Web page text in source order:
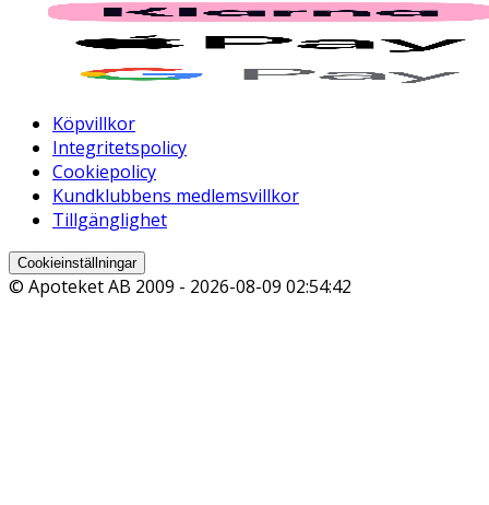
Köpvillkor
Integritetspolicy
Cookiepolicy
Kundklubbens medlemsvillkor
Tillgänglighet
Cookieinställningar
© Apoteket AB 2009 - 2026-08-09 02:54:42